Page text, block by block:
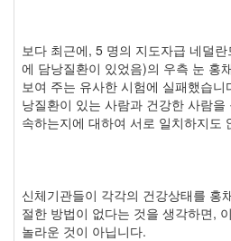
보다 최근에, 5 명의 지도자급 네덜
에 담낭질환이 있었음)의 우측 눈 홍
보여 주는 유사한 시험에 실패했습
낭질환이 있는 사람과 건강한 사람
속하는지에 대하여 서로 일치하지도
신체기관들이 각각의 건강상태를 홍
절한 방법이 없다는 것을 생각하면,
놀라운 것이 아닙니다.